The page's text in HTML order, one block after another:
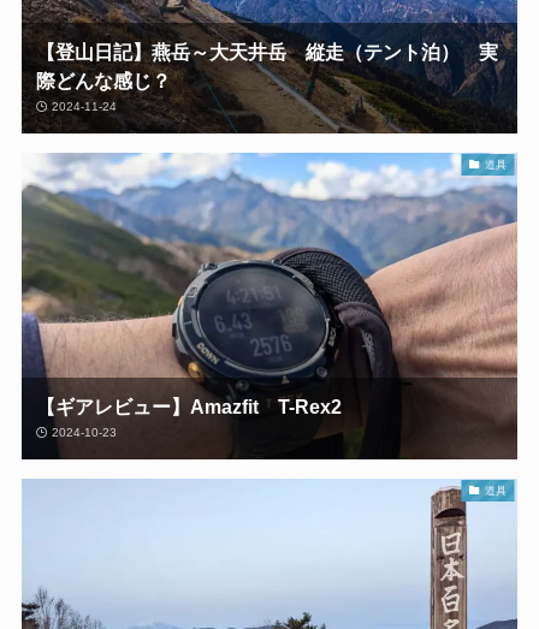
【登山日記】燕岳～大天井岳 縦走（テント泊） 実
際どんな感じ？
2024-11-24
道具
【ギアレビュー】Amazfit T-Rex2
2024-10-23
道具